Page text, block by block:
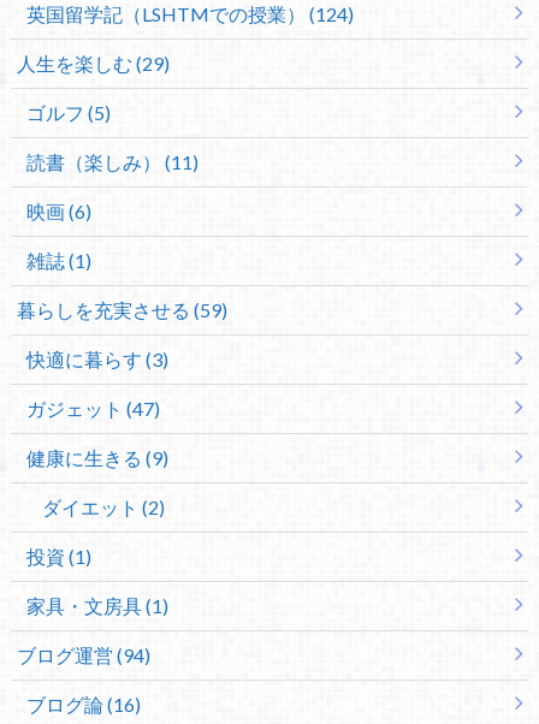
英国留学記（LSHTMでの授業） (124)
人生を楽しむ (29)
ゴルフ (5)
読書（楽しみ） (11)
映画 (6)
雑誌 (1)
暮らしを充実させる (59)
快適に暮らす (3)
ガジェット (47)
健康に生きる (9)
ダイエット (2)
投資 (1)
家具・文房具 (1)
ブログ運営 (94)
ブログ論 (16)